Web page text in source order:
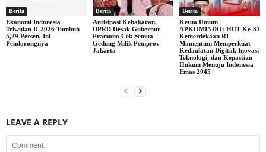
Berita
Ekonomi Indonesia
Triwulan II-2026 Tumbuh
5,29 Persen, Ini
Pendorongnya
Berita
Antisipasi Kebakaran,
DPRD Desak Gubernur
Pramono Cek Semua
Gedung Milik Pemprov
Jakarta
Berita
Ketua Umum
APKOMINDO: HUT Ke-81
Kemerdekaan RI
Momentum Memperkuat
Kedaulatan Digital, Inovasi
Teknologi, dan Kepastian
Hukum Menuju Indonesia
Emas 2045
LEAVE A REPLY